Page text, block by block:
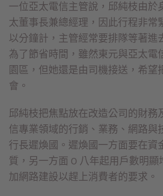
一位亞太電信主管說，邱純枝由於
太董事長兼總經理，因此行程非常
以分鐘計，主管經常要排隊等著進
為了節省時間，雖然東元與亞太電
園區，但她還是由司機接送，希望
會。
邱純枝把焦點放在改造公司的財務
信專業領域的行銷、業務、網路與
行長遲煥國。遲煥國一方面要在資
質，另一方面 O 八年起用戶數明
加網路建設以趕上消費者的要求。